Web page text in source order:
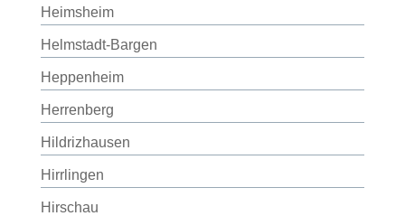
Heimsheim
Helmstadt-Bargen
Heppenheim
Herrenberg
Hildrizhausen
Hirrlingen
Hirschau